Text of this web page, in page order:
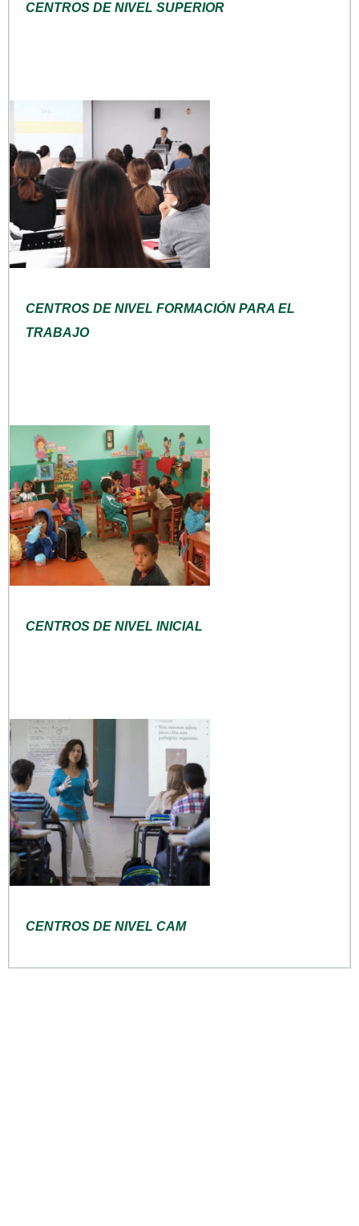
CENTROS DE NIVEL SUPERIOR
CENTROS DE NIVEL FORMACIÓN PARA EL
TRABAJO
CENTROS DE NIVEL INICIAL
CENTROS DE NIVEL CAM